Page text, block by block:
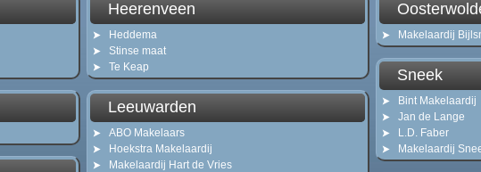
Heerenveen
Heddema
Stinse maat
Te Keap
Leeuwarden
ABO Makelaars
Hoekstra Makelaardij
Makelaardij Hart de Vries
Makelaardij
Sneek
Bint Makelaardij
Jan de Lange
L.D. Faber
Makelaardij